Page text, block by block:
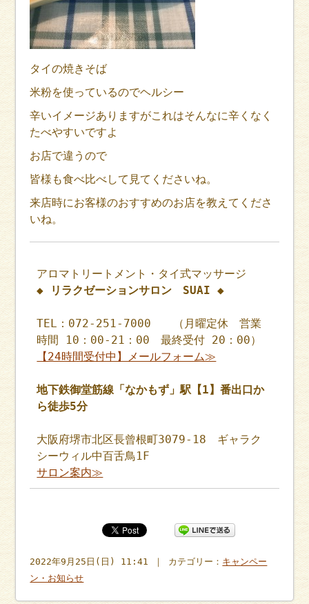
タイの焼きそば
米粉を使っているのでヘルシー
辛いイメージありますがこれはそんなに辛くなく
たべやすいですよ
お店で違うので
皆様も食べ比べして見てくださいね。
来店時にお客様のおすすめのお店を教えてくださ
いね。
アロマトリートメント・タイ式マッサージ
◆ リラクゼーションサロン SUAI ◆
TEL：072-251-7000 （月曜定休 営業
時間 10：00-21：00 最終受付 20：00）
【24時間受付中】メールフォーム≫
地下鉄御堂筋線「なかもず」駅【1】番出口か
ら徒歩5分
大阪府堺市北区長曾根町3079-18 ギャラク
シーウィル中百舌鳥1F
サロン案内≫
2022年9月25日(日) 11:41 ｜ カテゴリー： キャンペー
ン・お知らせ